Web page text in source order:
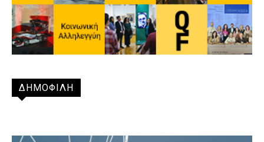
ΔΗΜΟΦΙΛΗ